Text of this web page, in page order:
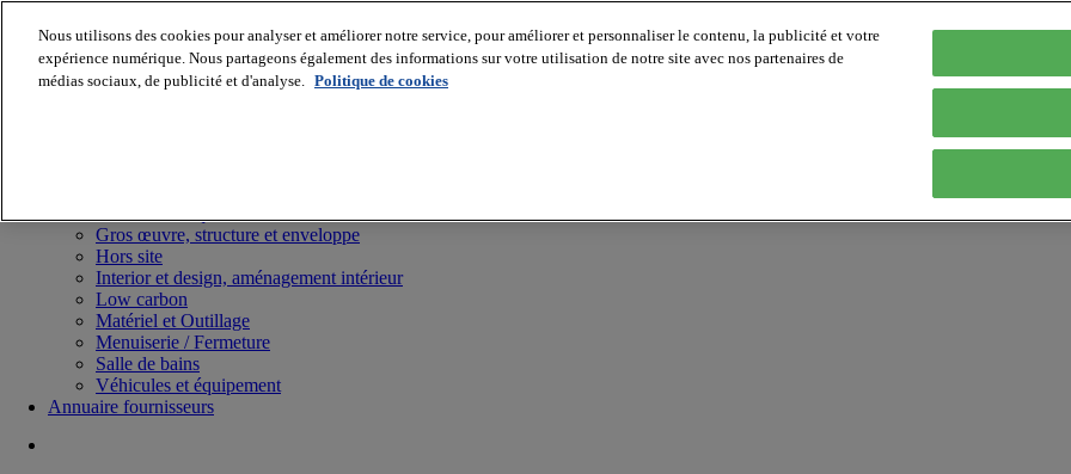
Gros œuvre, structure et enveloppe
Hors site
Interior et design, aménagement intérieur
Low carbon
Matériel et Outillage
Menuiserie / Fermeture
Salle de bains
Véhicules et équipement
Annuaire fournisseurs
Nous utilisons des cookies pour analyser et améliorer notre service, pour améliorer et personnaliser le contenu, la publicité et votre
expérience numérique. Nous partageons également des informations sur votre utilisation de notre site avec nos partenaires de
médias sociaux, de publicité et d'analyse. Politique de cookies